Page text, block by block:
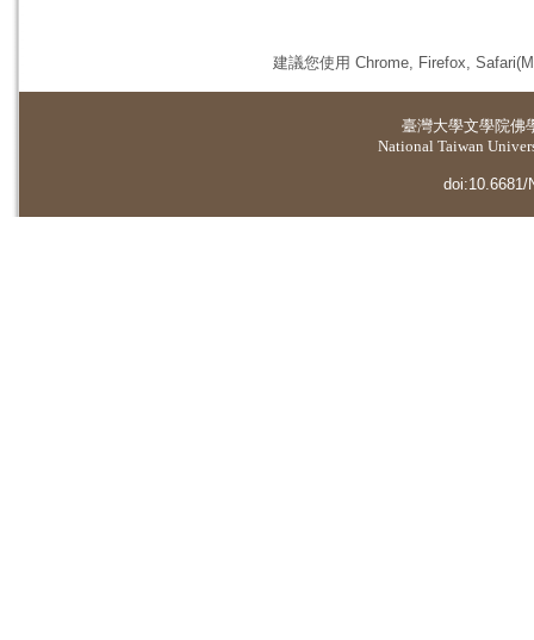
建議您使用 Chrome, Firefox,
臺灣大學文學院佛
National Taiwan
doi:10.6681/